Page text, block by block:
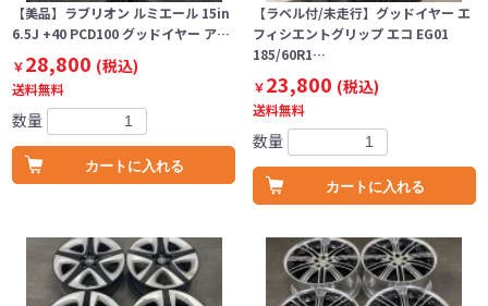
【美品】ラブリオン ルミエール 15in
6.5J +40 PCD100 グッドイヤー ア…
￥28,800 (税込)
送料無料
数量
カートに入れる
【ラベル付/未走行】グッドイヤー エ
フィシエントグリップ エコ EG01
185/60R1…
￥23,800 (税込)
送料無料
数量
カートに入れる